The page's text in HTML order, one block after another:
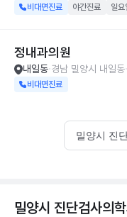
비대면진료 야간진료 일요
정내과의원
내일동 경남 밀양시 내일동
비대면진료
밀양시 진
밀양시 진단검사의